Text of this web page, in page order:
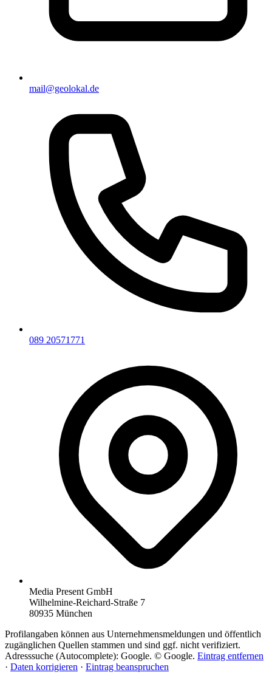
mail@geolokal.de
089 20571771
Media Present GmbH
Wilhelmine-Reichard-Straße 7
80935 München
Profilangaben können aus Unternehmensmeldungen und öffentlich
zugänglichen Quellen stammen und sind ggf. nicht verifiziert.
Adresssuche (Autocomplete): Google. © Google. Eintrag entfernen
· Daten korrigieren · Eintrag beanspruchen